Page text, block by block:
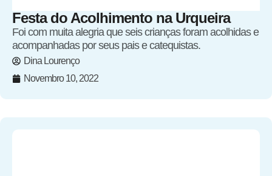
Festa do Acolhimento na Urqueira
Foi com muita alegria que seis crianças foram acolhidas e
acompanhadas por seus pais e catequistas.
Dina Lourenço
Novembro 10, 2022